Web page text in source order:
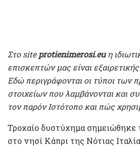
Στο siteprotienimerosi.euη
επισκεπτών μας είναι
Εδώ περιγράφονται οι τύποι των
στοιχείων που λαμβάνονται και
τον παρόν Ιστότοπο και πώς
Τροχαίο δυστύχημα
στο νησί Κάπρι της Νότιας